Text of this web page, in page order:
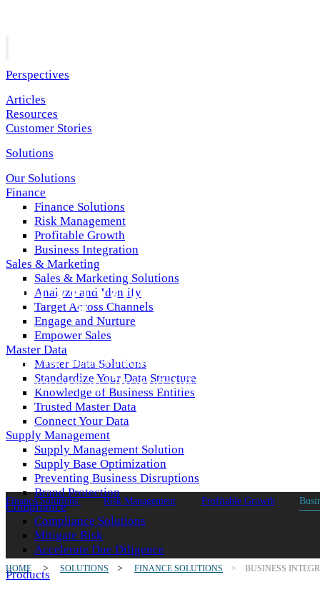
Perspectives
Articles
Resources
Customer Stories
Solutions
Our Solutions
Finance
Finance Solutions
Risk Management
Profitable Growth
Business Integration
Sales & Marketing
Sales & Marketing Solutions
Analyze and Identify
Target Across Channels
Engage and Nurture
Empower Sales
Master Data
Master Data Solutions
Standardize Your Data Structure
Knowledge of Business Entities
Trusted Master Data
Connect Your Data
Supply Management
Supply Management Solution
Supply Base Optimization
Preventing Business Disruptions
Brand Protection
Compliance
Compliance Solutions
Mitigate Risk
Accelerate Due Diligence
Products
การบูรณาการทางธุ
สื่อสารด้วยข้อมูลเชิงลึกและสร้างมาตรฐาน
การจัดการข้อมูลให้ครบถ้วนทั้งองค์กร
Finance Solutions Risk Management Profitable Growth
HOME > SOLUTIONS > FINANCE SOLUTIONS > BUSINESS